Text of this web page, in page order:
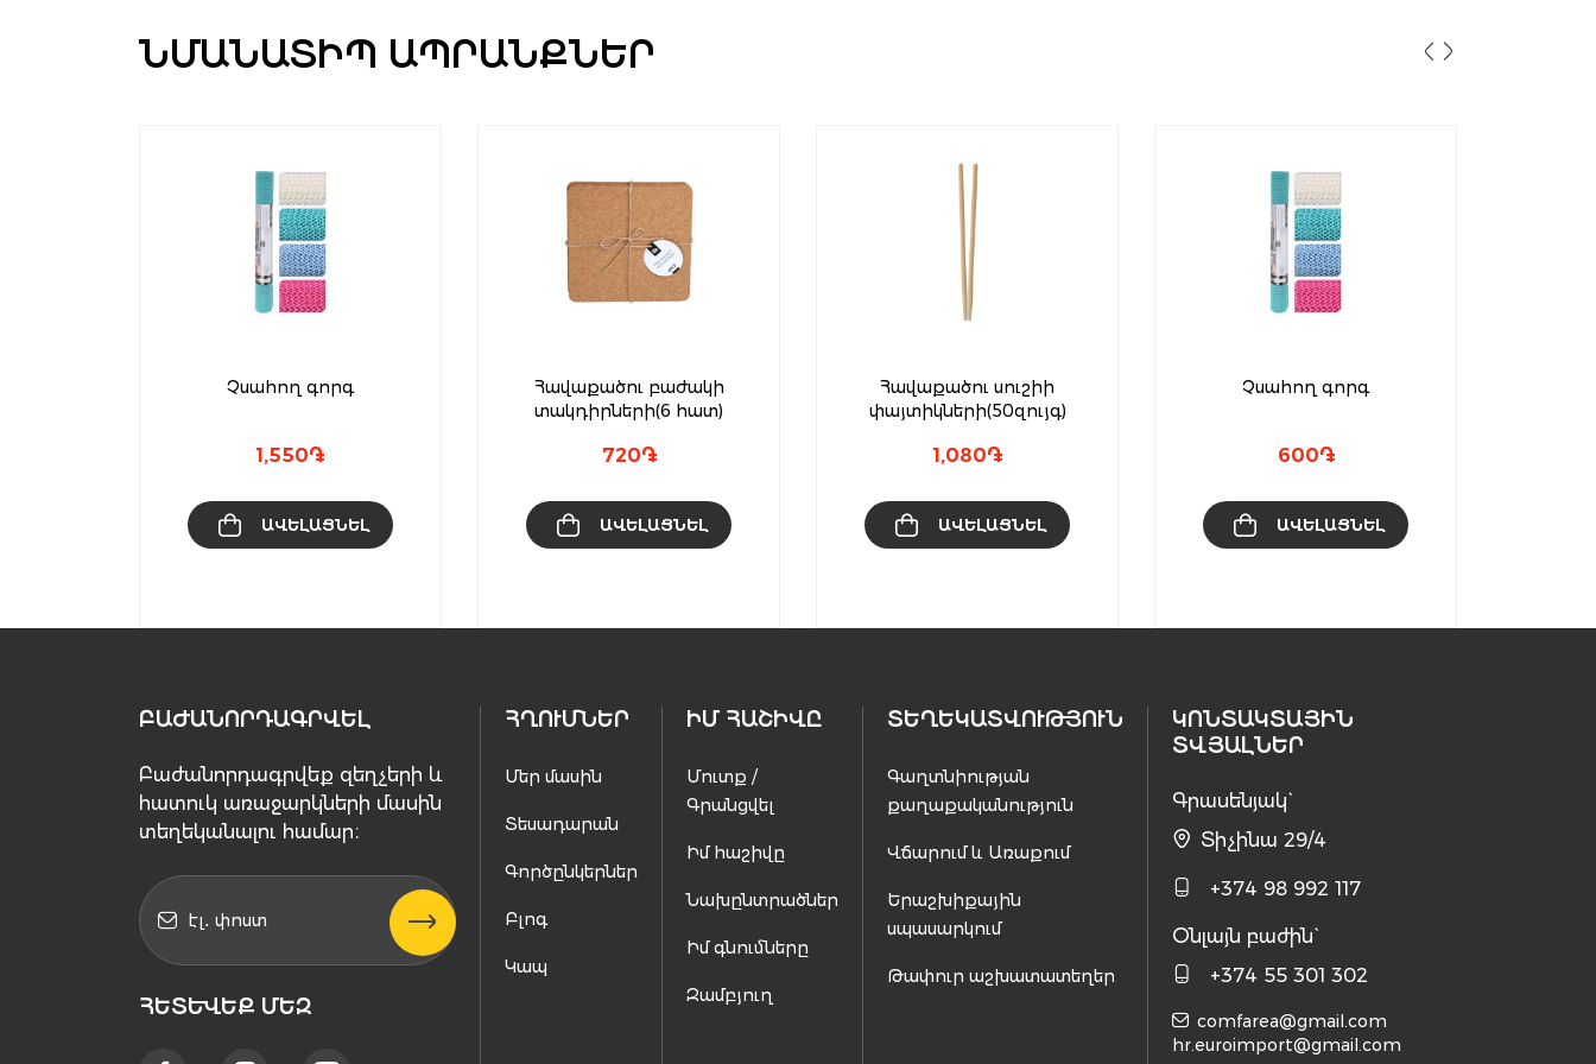
ՆՄԱՆԱՏԻՊ ԱՊՐԱՆՔՆԵՐ
Չսահող գորգ
1,550֏
ԱՎԵԼԱՑՆԵԼ
Հավաքածու բաժակի
տակդիրների(6 հատ)
720֏
ԱՎԵԼԱՑՆԵԼ
Հավաքածու սուշիի
փայտիկների(50զույգ)
1,080֏
ԱՎԵԼԱՑՆԵԼ
Չսահող գորգ
600֏
ԱՎԵԼԱՑՆԵԼ
ԲԱԺԱՆՈՐԴԱԳՐՎԵԼ
Բաժանորդագրվեք զեղչերի և
հատուկ առաջարկների մասին
տեղեկանալու համար։
ՀԵՏԵՒԵՔ ՄԵԶ
ՀՂՈՒՄՆԵՐ
Մեր մասին
Տեսադարան
Գործընկերներ
Բլոգ
Կապ
ԻՄ ՀԱՇԻՎԸ
Մուտք /
Գրանցվել
Իմ հաշիվը
Նախընտրածներ
Իմ գնումները
Զամբյուղ
ՏԵՂԵԿԱՏՎՈՒԹՅՈՒՆ
Գաղտնիության
քաղաքականություն
Վճարում և Առաքում
Երաշխիքային
սպասարկում
Թափուր աշխատատեղեր
ԿՈՆՏԱԿՏԱՅԻՆ
ՏՎՅԱԼՆԵՐ
Գրասենյակ`
Տիչինա 29/4
+374 98 992 117
Օնլայն բաժին`
+374 55 301 302
comfarea@gmail.com
hr.euroimport@gmail.com